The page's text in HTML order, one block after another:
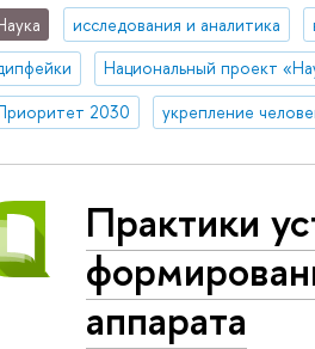
исследования и аналитика
2030
укрепление
Практики
аппарата